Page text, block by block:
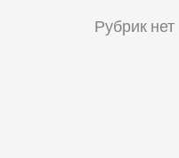
Рубрик нет